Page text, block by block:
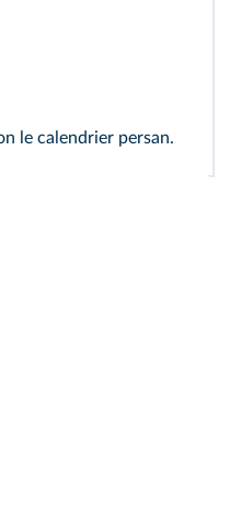
le calendrier persan.